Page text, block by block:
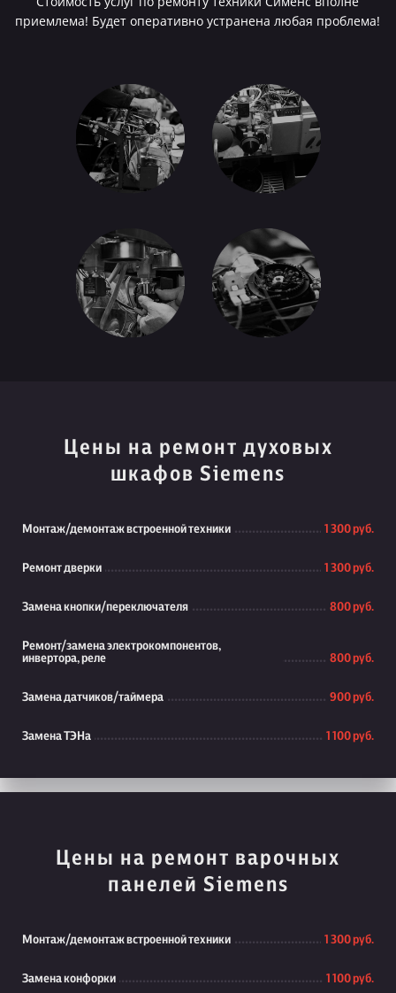
приемлема! Будет оперативно устранена любая проблема!
Цены на ремонт духовых
шкафов Siemens
Монтаж/демонтаж встроенной техники 1 300 руб.
Ремонт дверки 1 300 руб.
Замена кнопки/переключателя 800 руб.
Ремонт/замена электрокомпонентов,
инвертора, реле
800 руб.
Замена датчиков/таймера 900 руб.
Замена ТЭНа 1 100 руб.
Цены на ремонт варочных
панелей Siemens
Монтаж/демонтаж встроенной техники 1 300 руб.
Замена конфорки 1 100 руб.